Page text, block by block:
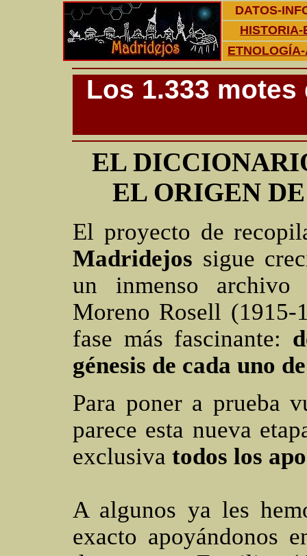
DATOS-
HISTORIA-
Los 1.333
EL
EL ORIGEN
El proyecto de
Madridejos sigue
un inmenso
Moreno Rosell (1915-
fase más fascinante:
génesis de cada uno
Para poner a prueba
parece esta nueva
exclusiva todos los
A algunos ya les
exacto apoyándonos